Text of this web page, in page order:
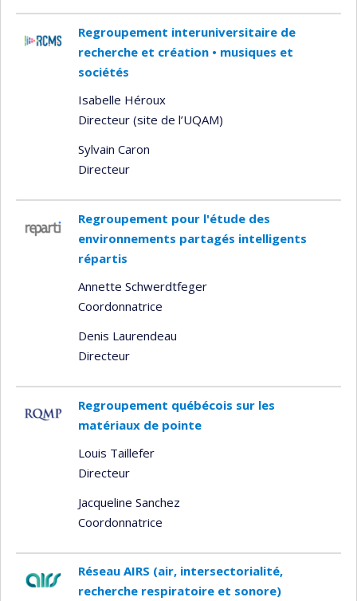
Regroupement interuniversitaire de
recherche et création • musiques et
sociétés
Isabelle Héroux
Directeur (site de l’UQAM)
Sylvain Caron
Directeur
Regroupement pour l'étude des
environnements partagés intelligents
répartis
Annette Schwerdtfeger
Coordonnatrice
Denis Laurendeau
Directeur
Regroupement québécois sur les
matériaux de pointe
Louis Taillefer
Directeur
Jacqueline Sanchez
Coordonnatrice
Réseau AIRS (air, intersectorialité,
recherche respiratoire et sonore)